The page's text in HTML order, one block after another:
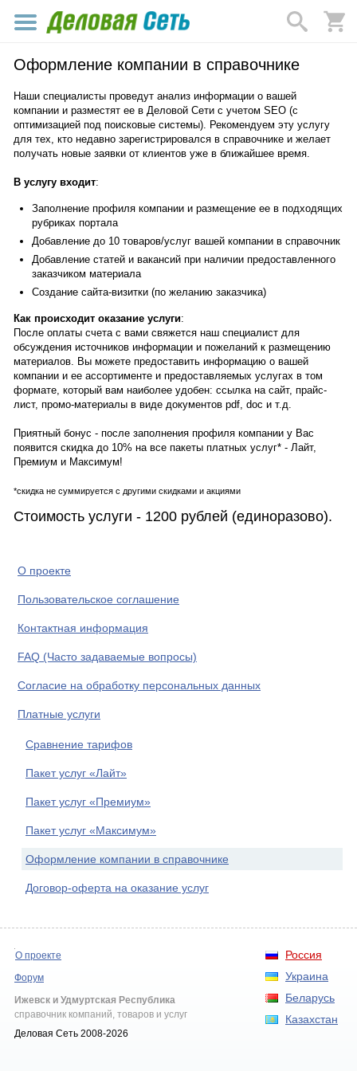
Оформление компании в справочнике
Наши специалисты проведут анализ информации о вашей
компании и разместят ее в Деловой Сети с учетом SEO (с
оптимизацией под поисковые системы). Рекомендуем эту услугу
для тех, кто недавно зарегистрировался в справочнике и желает
получать новые заявки от клиентов уже в ближайшее время.
В услугу входит:
Заполнение профиля компании и размещение ее в подходящих
рубриках портала
Добавление до 10 товаров/услуг вашей компании в справочник
Добавление статей и вакансий при наличии предоставленного
заказчиком материала
Создание сайта-визитки (по желанию заказчика)
Как происходит оказание услуги:
После оплаты счета с вами свяжется наш специалист для
обсуждения источников информации и пожеланий к размещению
материалов. Вы можете предоставить информацию о вашей
компании и ее ассортименте и предоставляемых услугах в том
формате, который вам наиболее удобен: ссылка на сайт, прайс-
лист, промо-материалы в виде документов pdf, doc и т.д.
Приятный бонус - после заполнения профиля компании у Вас
появится скидка до 10% на все пакеты платных услуг* - Лайт,
Премиум и Максимум!
*скидка не суммируется с другими скидками и акциями
Стоимость услуги - 1200 рублей (единоразово).
О проекте
Пользовательское соглашение
Контактная информация
FAQ (Часто задаваемые вопросы)
Согласие на обработку персональных данных
Платные услуги
Сравнение тарифов
Пакет услуг «Лайт»
Пакет услуг «Премиум»
Пакет услуг «Максимум»
Оформление компании в справочнике
Договор-оферта на оказание услуг
Россия
Украина
Беларусь
Казахстан
О проекте
Форум
Ижевск и Удмуртская Республика
справочник компаний, товаров и услуг
Деловая Сеть 2008-2026